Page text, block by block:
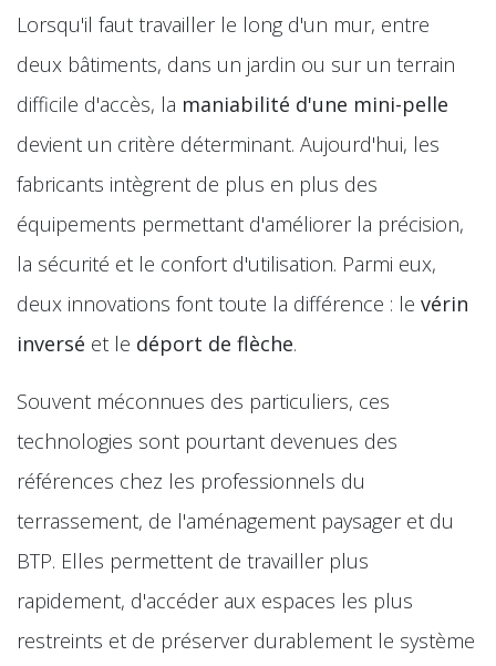
Lorsqu'il faut travailler le long d'un mur, entre
deux bâtiments, dans un jardin ou sur un terrain
difficile d'accès, la maniabilité d'une mini-pelle
devient un critère déterminant. Aujourd'hui, les
fabricants intègrent de plus en plus des
équipements permettant d'améliorer la précision,
la sécurité et le confort d'utilisation. Parmi eux,
deux innovations font toute la différence : le vérin
inversé et le déport de flèche.
Souvent méconnues des particuliers, ces
technologies sont pourtant devenues des
références chez les professionnels du
terrassement, de l'aménagement paysager et du
BTP. Elles permettent de travailler plus
rapidement, d'accéder aux espaces les plus
restreints et de préserver durablement le système